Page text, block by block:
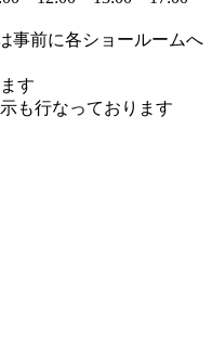
事前に各ショールームへ
す
も行なっております